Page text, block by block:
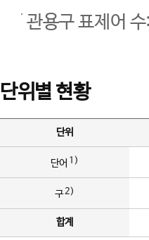
관용구 표제어
단위별 현황
단위
단어 1)
구2)
합계